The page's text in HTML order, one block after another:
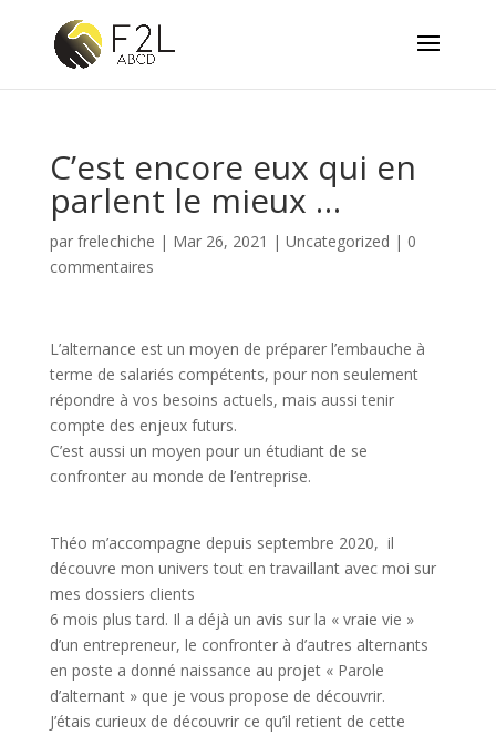
C’est encore eux qui en
parlent le mieux …
par frelechiche | Mar 26, 2021 | Uncategorized | 0
commentaires
L’alternance est un moyen de préparer l’embauche à
terme de salariés compétents, pour non seulement
répondre à vos besoins actuels, mais aussi tenir
compte des enjeux futurs.
C’est aussi un moyen pour un étudiant de se
confronter au monde de l’entreprise.
Théo m’accompagne depuis septembre 2020, il
découvre mon univers tout en travaillant avec moi sur
mes dossiers clients
6 mois plus tard. Il a déjà un avis sur la « vraie vie »
d’un entrepreneur, le confronter à d’autres alternants
en poste a donné naissance au projet « Parole
d’alternant » que je vous propose de découvrir.
J’étais curieux de découvrir ce qu’il retient de cette